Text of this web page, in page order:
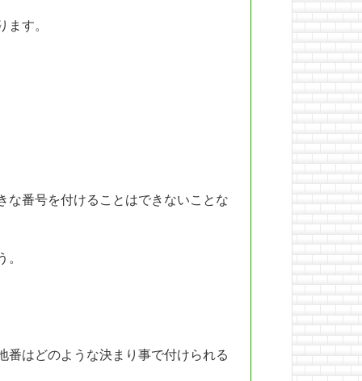
す。
な番号を付けることはできないことな
。
番はどのような決まり事で付けられる